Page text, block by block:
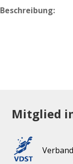
Beschreibung:
Mitglied